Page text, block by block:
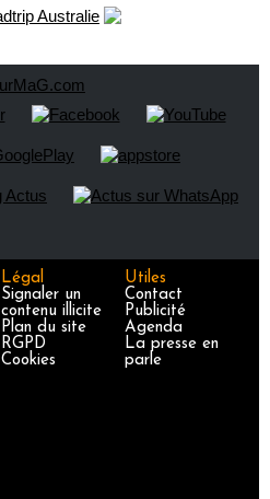
Légal
Signaler un
contenu illicite
Plan du site
RGPD
Cookies
Utiles
Contact
Publicité
Agenda
La presse en
parle